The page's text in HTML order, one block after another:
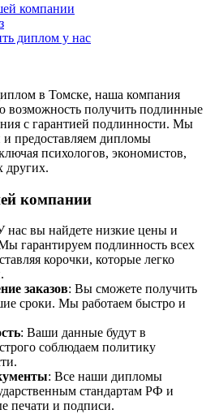
компании
диплом у нас
в Томске, наша компания
возможность получить подлинные
с гарантией подлинности. Мы
и предоставляем дипломы
психологов, экономистов,
других.
компании
нас вы найдете низкие цены и
гарантируем подлинность всех
корочки, которые легко
заказов: Вы сможете получить
сроки. Мы работаем быстро и
: Ваши данные будут в
соблюдаем политику
: Все наши дипломы
стандартам РФ и
печати и подписи.